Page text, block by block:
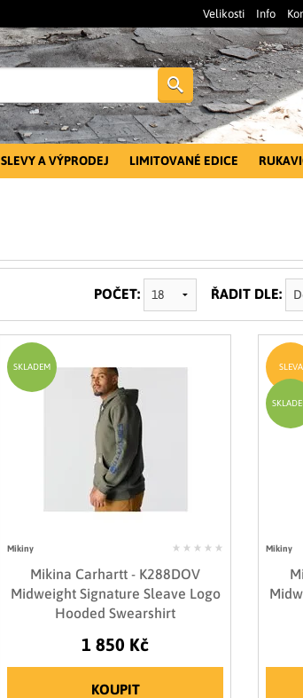
Velikosti Info
Vyhledat
SLEVY A VÝPRODEJ LIMITOVANÉ EDICE
ŘADIT DLE:
POČET:
Mikiny
Mikina Carhartt - K288DOV
Midweight Signature Sleave Logo
Hooded Swearshirt
1 850 Kč
KOUPIT
SKLADEM
Mikiny
SLEVA